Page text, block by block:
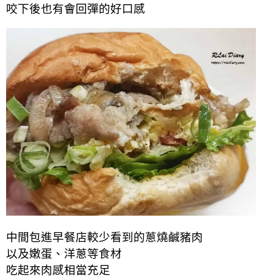
咬下後也有會回彈的好口感
中間包進早餐店較少看到的蔥燒鹹豬肉
以及嫩蛋、洋蔥等食材
吃起來肉感相當充足